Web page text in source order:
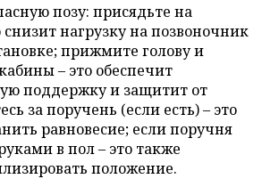
позу: присядьте на
снизит нагрузку на позвоночник
прижмите голову и
– это обеспечит
поддержку и защитит от
за поручень (если есть) – это
равновесие; если поручня
в пол – это также
положение.